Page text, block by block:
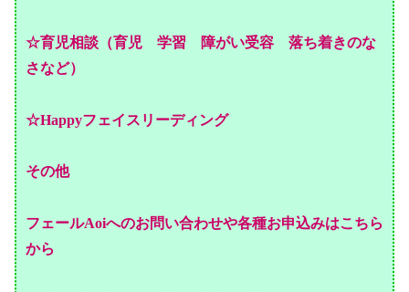
☆育児相談（育児 学習 障がい受容 落ち着きのな
さなど）
☆Happyフェイスリーディング
その他
フェールAoiへのお問い合わせや各種お申込みはこちら
から